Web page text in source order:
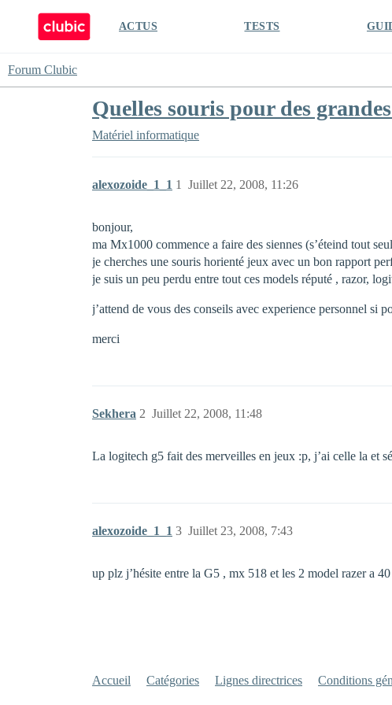
ACTUS TESTS
Forum Clubic
Quelles souris pour des
Matériel informatique
alexozoide_1_1 Juillet 22, 2008, 11:26
1
bonjour,
ma Mx1000 commence a faire des siennes (s’éteind tout
je cherches une souris horienté jeux avec un bon rapport
je suis un peu perdu entre tout ces models réputé , razor,
j’attend de vous des conseils avec experience personnel si
merci
Sekhera Juillet 22, 2008, 11:48
2
La logitech g5 fait des merveilles en jeux :p, j’ai celle la et
alexozoide_1_1 Juillet 23, 2008, 7:43
3
up plz j’hésite entre la G5 , mx 518 et les 2 model razer a 40
Accueil Catégories Lignes directrices Conditions